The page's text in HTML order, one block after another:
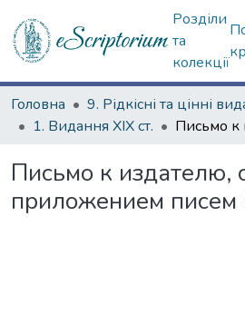
Розділи
та
колекції
Головна
1. Видання ХІХ ст.
Письмо к издателю,
приложением